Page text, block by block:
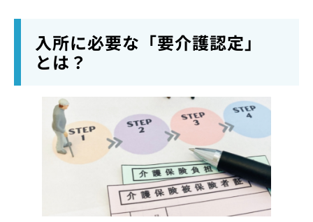
入所に必要な「要介護認定」
とは？